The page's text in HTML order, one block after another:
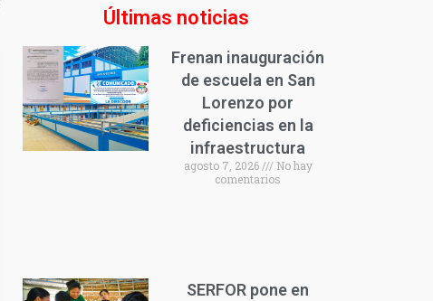
Últimas noticias
Frenan inauguración
de escuela en San
Lorenzo por
deficiencias en la
infraestructura
agosto 7, 2026
No hay
comentarios
SERFOR pone en